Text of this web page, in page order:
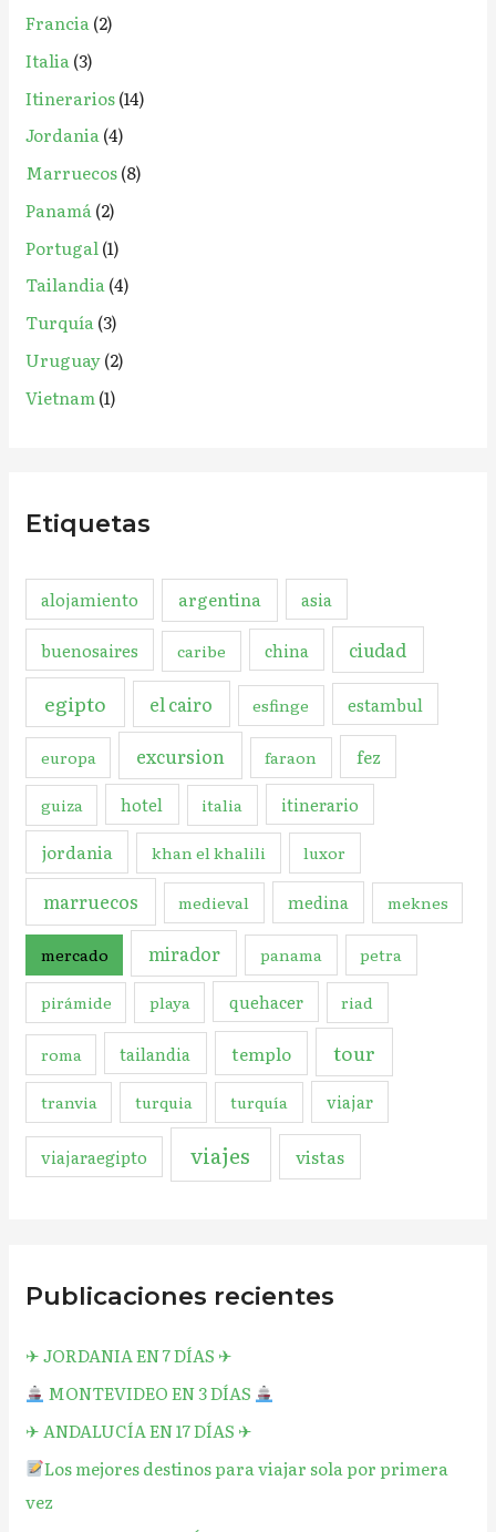
Francia(2)
Italia(3)
Itinerarios(14)
Jordania(4)
Marruecos(8)
Panamá(2)
Portugal(1)
Tailandia(4)
Turquía(3)
Uruguay(2)
Vietnam(1)
Etiquetas
alojamiento argentina asia
buenosaires caribe china ciudad
egipto el cairo esfinge estambul
europa excursion faraon fez
guiza hotel italia itinerario
jordania khan el khalili luxor
marruecos medieval medina meknes
mercado mirador panama petra
pirámide playa quehacer riad
roma tailandia templo tour
tranvia turquia turquía viajar
viajaraegipto viajes vistas
Publicaciones recientes
✈︎ JORDANIA EN 7 DÍAS ✈︎
MONTEVIDEO EN 3 DÍAS
✈︎ ANDALUCÍA EN 17 DÍAS ✈︎
Los mejores destinos para viajar sola por primera
vez